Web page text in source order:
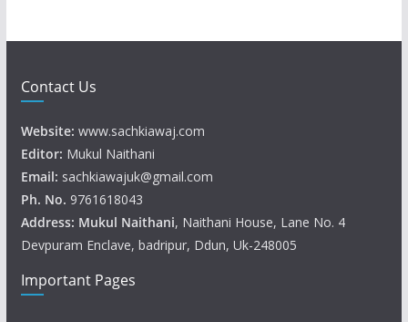
Contact Us
Website: www.sachkiawaj.com
Editor: Mukul Naithani
Email: sachkiawajuk@gmail.com
Ph. No. 9761618043
Address: Mukul Naithani, Naithani House, Lane No. 4
Devpuram Enclave, badripur, Ddun, Uk-248005
Important Pages